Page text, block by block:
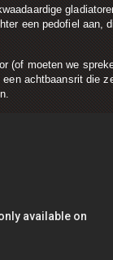
een pedofiel aan,
(of moeten we
achtbaansrit die